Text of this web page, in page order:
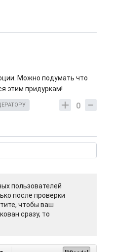
Можно подумать что
этим придуркам!
0
пользователей
после проверки
чтобы ваш
сразу, то